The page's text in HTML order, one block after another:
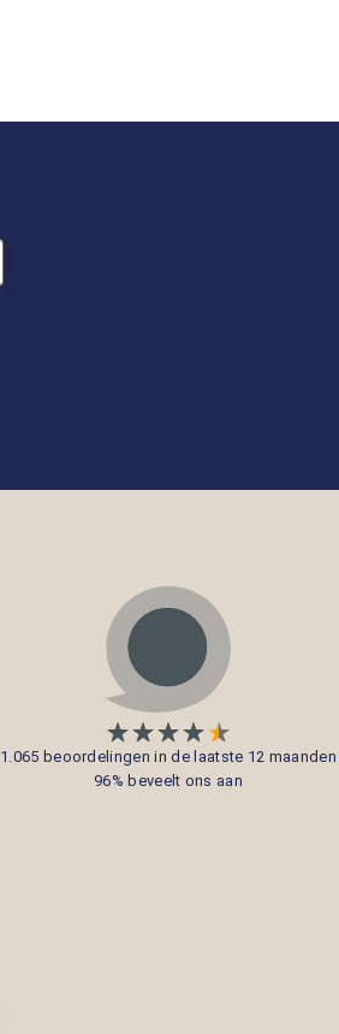
1.065 beoordelingen in de laatste 12 maanden
96% beveelt ons aan